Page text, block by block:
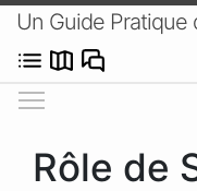
Un Guide Pratique
Rôle de